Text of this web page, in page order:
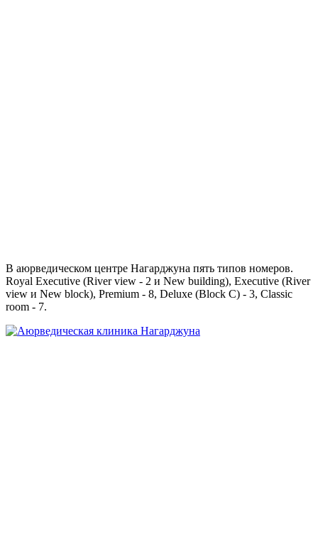
В аюрведическом центре Нагарджуна пять типов номеров.
Royal Executive (River view - 2 и New building), Executive (River
view и New block), Premium - 8, Deluxe (Block C) - 3, Classic
room - 7.